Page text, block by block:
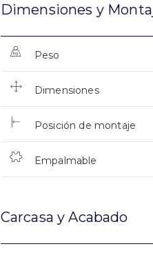
Dimensiones y
Peso
Dimensiones
Posición de montaje
Empalmable
Carcasa y Acabado